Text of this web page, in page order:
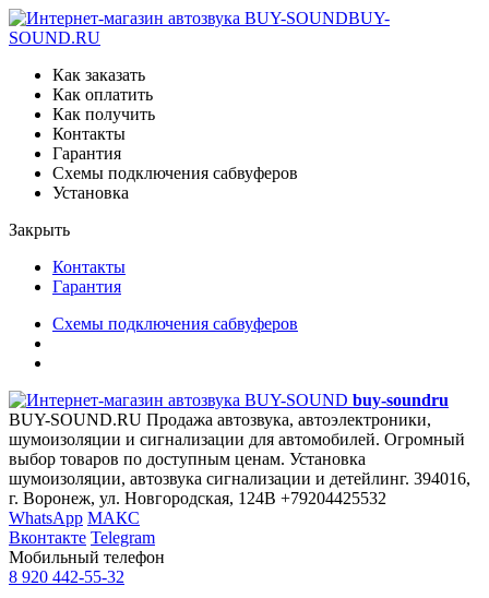
BUY-
SOUND.RU
Как заказать
Как оплатить
Как получить
Контакты
Гарантия
Схемы подключения сабвуферов
Установка
Закрыть
Контакты
Гарантия
Схемы подключения сабвуферов
buy-soundru
BUY-SOUND.RU Продажа автозвука, автоэлектроники,
шумоизоляции и сигнализации для автомобилей. Огромный
выбор товаров по доступным ценам. Установка
шумоизоляции, автозвука сигнализации и детейлинг. 394016,
г. Воронеж, ул. Новгородская, 124В +79204425532
WhatsApp МАКС
Вконтакте Telegram
Мобильный телефон
8 920 442-55-32